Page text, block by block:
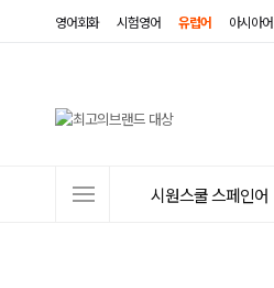
영어회화 시험영어 유럽어 아시아어
시원스쿨 스페인어